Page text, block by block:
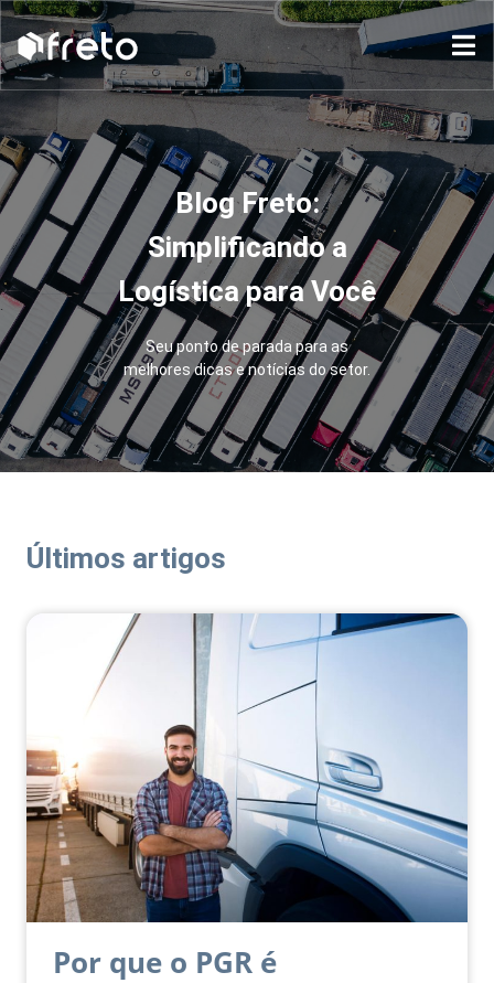
Blog Freto:
Simplificando a
Logística para Você
Seu ponto de parada para as
melhores dicas e notícias do setor.
Últimos artigos
Por que o PGR é